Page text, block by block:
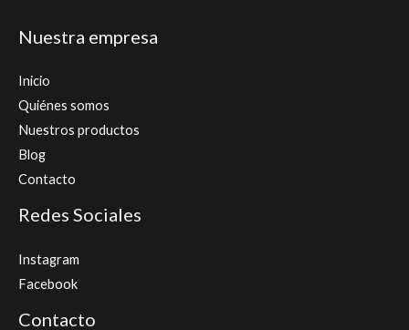
Nuestra empresa
Inicio
Quiénes somos
Nuestros productos
Blog
Contacto
Redes Sociales
Instagram
Facebook
Contacto